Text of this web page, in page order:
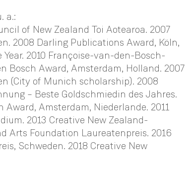
a.:
of New Zealand Toi Aotearoa. 2007
2008 Darling Publications Award, Köln,
2010 Françoise-van-den-Bosch-
Bosch Award, Amsterdam, Holland. 2007
(City of Munich scholarship). 2008
– Beste Goldschmiedin des Jahres.
Award, Amsterdam, Niederlande. 2011
2013 Creative New Zealand-
Arts Foundation Laureatenpreis. 2016
Schweden. 2018 Creative New